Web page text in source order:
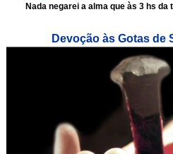
Nada negarei a alma que às 3 hs
Devoção às Gotas de